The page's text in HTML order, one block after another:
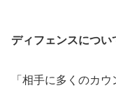
ディフェンスについ
「相手に多くのカ